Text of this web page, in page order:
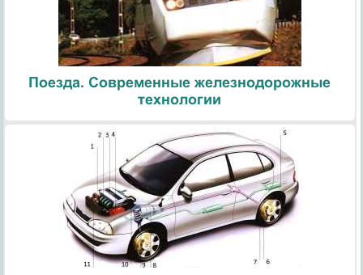
Поезда. Современные железнодорожные
технологии